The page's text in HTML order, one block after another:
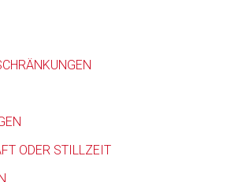
ODER STILLZEIT